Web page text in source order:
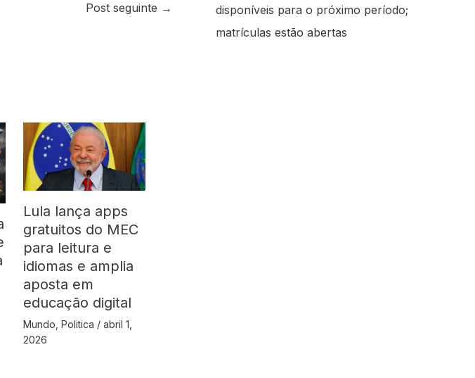
Post seguinte →
Lula lança apps
gratuitos do MEC
para leitura e
idiomas e amplia
aposta em
educação digital
Mundo ,Politica /abril 1,
2026
disponíveis para o próximo período;
matrículas estão abertas